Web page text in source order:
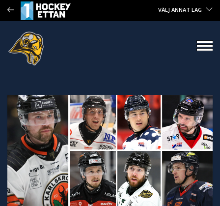
VÄLJ ANNAT LAG